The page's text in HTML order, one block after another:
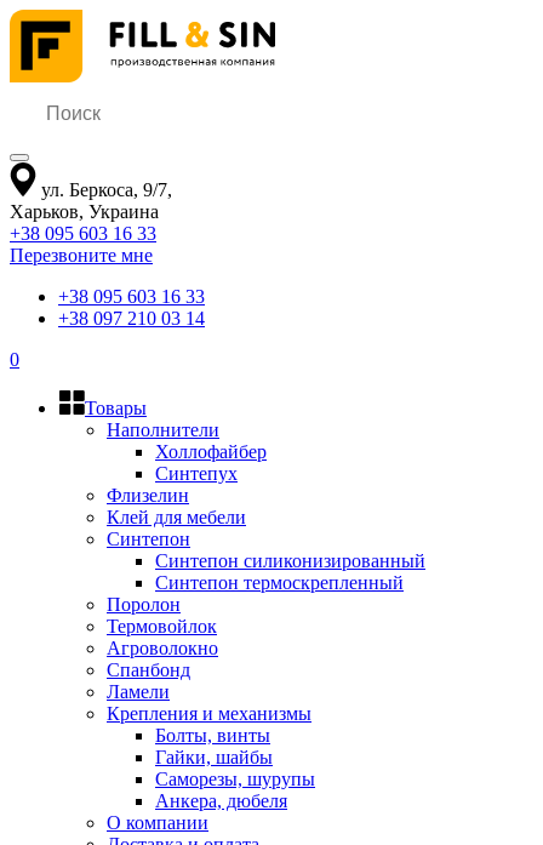
ул. Беркоса, 9/7,
Харьков, Украина
+38 095 603 16 33
Перезвоните мне
+38 095 603 16 33
+38 097 210 03 14
0
Товары
Наполнители
Холлофайбер
Синтепух
Флизелин
Клей для мебели
Синтепон
Синтепон силиконизированный
Синтепон термоскрепленный
Поролон
Термовойлок
Агроволокно
Спанбонд
Ламели
Крепления и механизмы
Болты, винты
Гайки, шайбы
Саморезы, шурупы
Анкера, дюбеля
О компании